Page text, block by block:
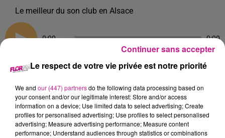
Le meilleur du son club en Alsace
0:00 0:00
BIG FLOOR PARTY SAMEDI 15 AVRIL
Tous les samedis, retrouvez meilleur du son club en Alsace.
Le respect de votre vie privée est notre priorité
We and our (447) partnersdo the following data processing based on
your consent and/or our legitimate interest: Store and/or access
information on a device; Use limited data to select advertising; Create
profiles for personalised advertising; Use profiles to select personalised
advertising; Measure advertising performance; Measure content
performance; Understand audiences through statistics or combinations
Continuer sans accepter